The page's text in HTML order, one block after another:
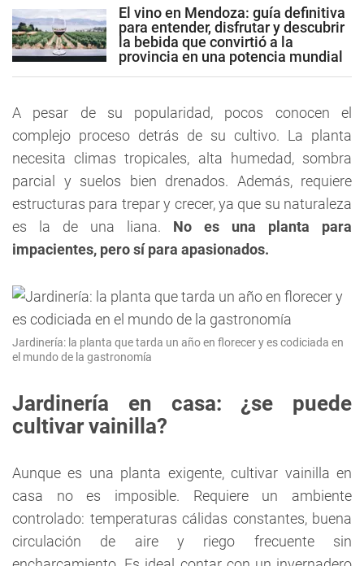
El vino en Mendoza: guía definitiva
para entender, disfrutar y descubrir
la bebida que convirtió a la
provincia en una potencia mundial
A pesar de su popularidad, pocos conocen el
complejo proceso detrás de su cultivo. La planta
necesita climas tropicales, alta humedad, sombra
parcial y suelos bien drenados. Además, requiere
estructuras para trepar y crecer, ya que su naturaleza
es la de una liana. No es una planta para
impacientes, pero sí para apasionados.
Jardinería: la planta que tarda un año en florecer y es codiciada en
el mundo de la gastronomía
Jardinería en casa: ¿se puede
cultivar vainilla?
Aunque es una planta exigente, cultivar vainilla en
casa no es imposible. Requiere un ambiente
controlado: temperaturas cálidas constantes, buena
circulación de aire y riego frecuente sin